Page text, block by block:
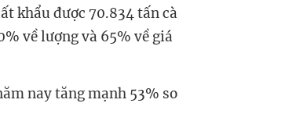
khẩu được 70.834 tấn cà
về lượng và 65% về giá
nay tăng mạnh 53% so